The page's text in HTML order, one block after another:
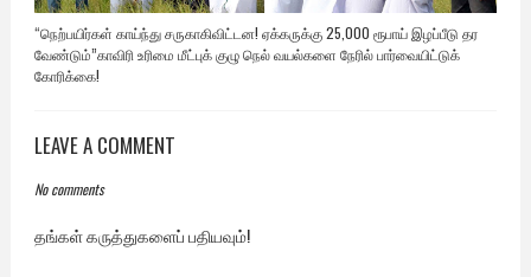
“நெற்பயிர்கள் காய்ந்து சருகாகிவிட்டன! ஏக்கருக்கு 25,000 ரூபாய் இழப்பீடு தர
வேண்டும்”காவிரி உரிமை மீட்புக் குழு நெல் வயல்களை நேரில் பார்வையிட்டுக்
கோரிக்கை!
LEAVE A COMMENT
No comments
தங்கள் கருத்துகளைப் பதியவும்!